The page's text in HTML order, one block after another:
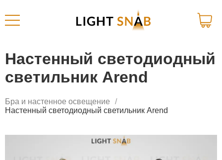
Настенный светодиодный
светильник Arend
Бра и настенное освещение
Настенный светодиодный светильник Arend